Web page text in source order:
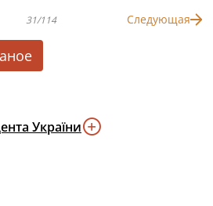
31/114 Следующая
України